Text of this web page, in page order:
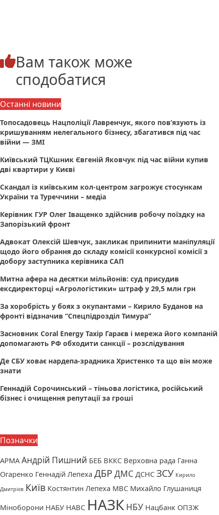
Вам також може
сподобатися
Останні новини
Топосадовець Нацполіції Лавренчук, якого пов’язують із
кришуванням нелегального бізнесу, збагатився під час
війни — ЗМІ
Київський ТЦКшник Євгеній Яковчук під час війни купив
дві квартири у Києві
Скандал із київським кол-центром загрожує стосункам
України та Туреччини – медіа
Керівник ГУР Олег Іващенко здійснив робочу поїздку на
Запорізький фронт
Адвокат Олексій Шевчук, закликає припинити маніпуляції
щодо його обрання до складу комісії конкурсної комісії з
добору заступника керівника САП
Митна афера на десятки мільйонів: суд присудив
ексдиректорці «Агрологістики» штраф у 29,5 млн грн
За хоробрість у боях з окупантами – Кирило Буданов на
фронті відзначив “Спецпідрозділ Тимура”
Засновник Coral Energy Тахір Гараєв і мережа його компаній
допомагають РФ обходити санкції – розслідування
Де СБУ ховає нардепа-зрадника Христенко та що він може
знати
Геннадій Сорочинський – тіньова логістика, російський
бізнес і очищення репутації за гроші
Позначки
АРМА Андрій Пишний БЕБ ВККС Верховна рада Ганна
Огаренко Геннадій Лепеха ДБР ДМС ДСНС ЗСУ Кирило
Дмитрієв Київ Костянтин Лепеха МВС Михайло Глушаниця
Міноборони НАБУ НАВС НАЗК НБУ Нацбанк ОПЗЖ